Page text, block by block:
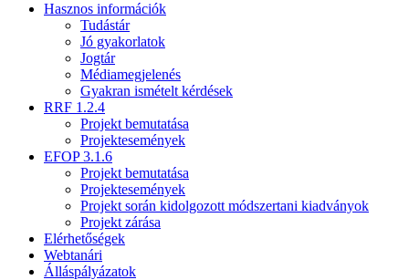
Hasznos információk
Tudástár
Jó gyakorlatok
Jogtár
Médiamegjelenés
Gyakran ismételt kérdések
RRF 1.2.4
Projekt bemutatása
Projektesemények
EFOP 3.1.6
Projekt bemutatása
Projektesemények
Projekt során kidolgozott módszertani kiadványok
Projekt zárása
Elérhetőségek
Webtanári
Álláspályázatok